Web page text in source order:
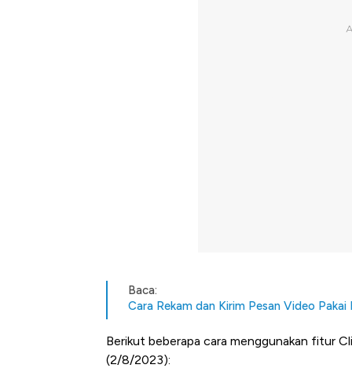
Baca:
Cara Rekam dan Kirim Pesan Video
Berikut beberapa cara menggunakan fitur
(2/8/2023):